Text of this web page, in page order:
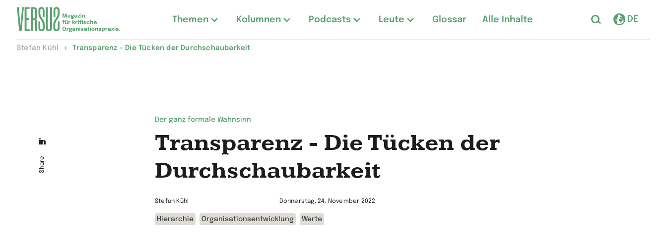
Zur
Themen Kolumnen Podcasts Leute Glossar Alle Inhalte DE
Stefan Kühl Transparenz – Die Tücken der Durchschaubarkeit
Der ganz formale Wahnsinn
Transparenz - Die Tücken der
Durchschaubarkeit
Stefan Kühl Donnerstag, 24. November 2022
Hierarchie Organisationsentwicklung Werte
Share